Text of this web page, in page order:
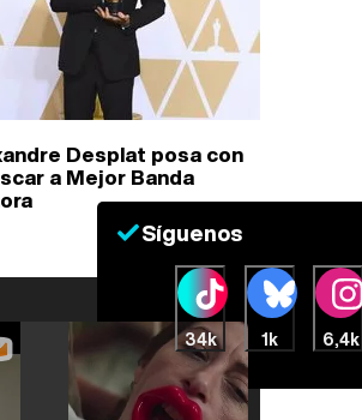
Desplat posa con
a Mejor Banda
Síguenos
34k 1k 6,4k